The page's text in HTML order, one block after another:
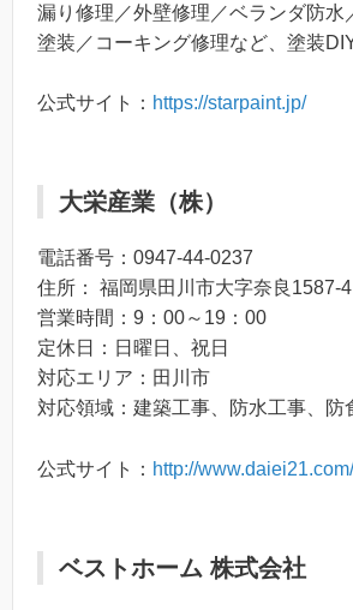
漏り修理／外壁修理／ベランダ防水
塗装／コーキング修理など、塗装
公式サイト： https://starpaint.jp/
大栄産業（株）
電話番号：0947-44-0237
住所： 福岡県田川市大字奈良1587-4
営業時間：9：00～19：00
定休日：日曜日、祝日
対応エリア：田川市
対応領域：建築工事、防水工事、防
公式サイト： http://www.daiei21.com/
ベストホーム 株式会社